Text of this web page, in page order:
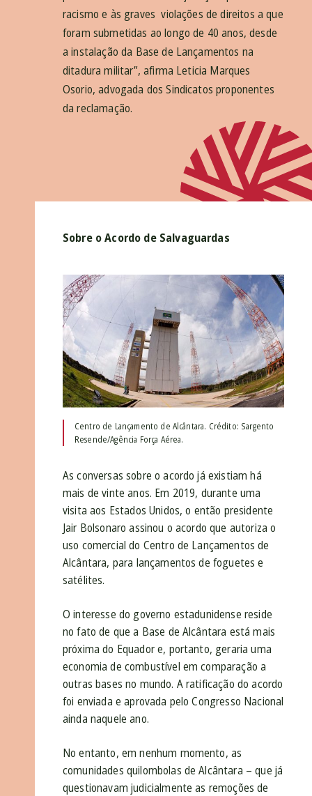
racismo e às graves violações de direitos a que
foram submetidas ao longo de 40 anos, desde
a instalação da Base de Lançamentos na
ditadura militar”, afirma Leticia Marques
Osorio, advogada dos Sindicatos proponentes
da reclamação.
Sobre o Acordo de Salvaguardas
Centro de Lançamento de Alcântara. Crédito: Sargento
Resende/Agência Força Aérea.
As conversas sobre o acordo já existiam há
mais de vinte anos. Em 2019, durante uma
visita aos Estados Unidos, o então presidente
Jair Bolsonaro assinou o acordo que autoriza o
uso comercial do Centro de Lançamentos de
Alcântara, para lançamentos de foguetes e
satélites.
O interesse do governo estadunidense reside
no fato de que a Base de Alcântara está mais
próxima do Equador e, portanto, geraria uma
economia de combustível em comparação a
outras bases no mundo. A ratificação do acordo
foi enviada e aprovada pelo Congresso Nacional
ainda naquele ano.
No entanto, em nenhum momento, as
comunidades quilombolas de Alcântara – que já
questionavam judicialmente as remoções de